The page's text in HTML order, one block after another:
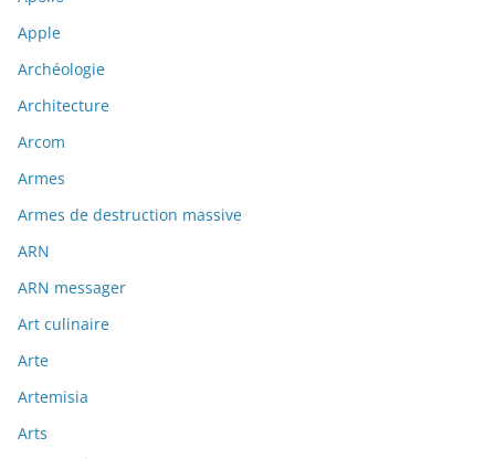
Apple
Archéologie
Architecture
Arcom
Armes
Armes de destruction massive
ARN
ARN messager
Art culinaire
Arte
Artemisia
Arts